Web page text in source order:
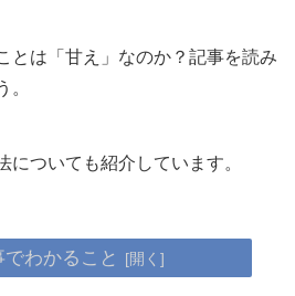
とは「甘え」なのか？記事を読み
。
についても紹介しています。
わかること